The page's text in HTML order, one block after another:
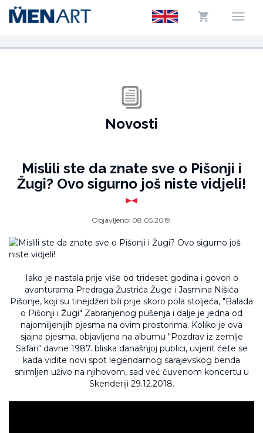
Novosti
Mislili ste da znate sve o Pišonji i
Žugi? Ovo sigurno još niste vidjeli!
Objavljeno: 08.05.2019.
Iako je nastala prije više od trideset godina i govori o
avanturama Predraga Žustrića Žuge i Jasmina Nišića
Pišonje, koji su tinejdžeri bili prije skoro pola stoljeća, "Balada
o Pišonji i Žugi" Zabranjenog pušenja i dalje je jedna od
najomiljenijih pjesma na ovim prostorima. Koliko je ova
sjajna pjesma, objavljena na albumu "Pozdrav iz zemlje
Safari" davne 1987. bliska današnjoj publici, uvjerit ćete se
kada vidite novi spot legendarnog sarajevskog benda
snimljen uživo na njihovom, sad već čuvenom koncertu u
Skenderiji 29.12.2018.